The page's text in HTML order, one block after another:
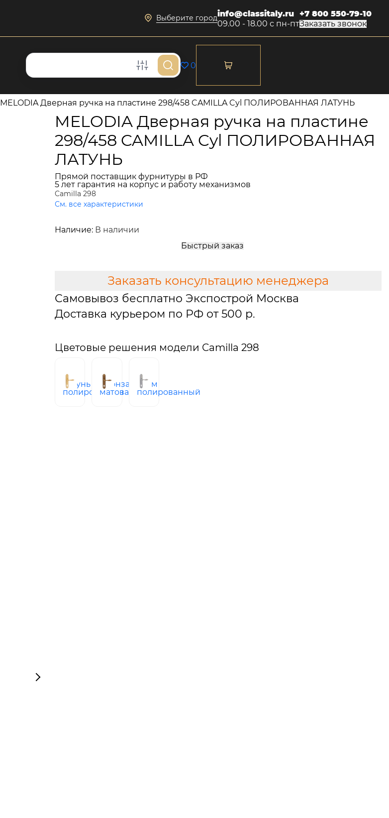
Выберите городinfo@classitaly.ru
09.00 - 18.00 с пн-пт
+7 800 550-79-10
Заказать звонок
0
MELODIA Дверная ручка на пластине 298/458 CAMILLA Cyl ПОЛИРОВАННАЯ ЛАТУНЬ
MELODIA Дверная ручка на пластине
298/458 CAMILLA Cyl ПОЛИРОВАННАЯ
ЛАТУНЬ
Прямой поставщик фурнитуры в РФ
5 лет гарантия на корпус и работу механизмов
Camilla 298
См. все характеристики
Наличие: В наличии
Быстрый заказ
Заказать консультацию менеджера
Самовывоз бесплатно Экспострой Москва
Доставка курьером по РФ от 500 р.
Цветовые решения модели Camilla 298
латунь
полированная
бронза
матовая
хром
полированный